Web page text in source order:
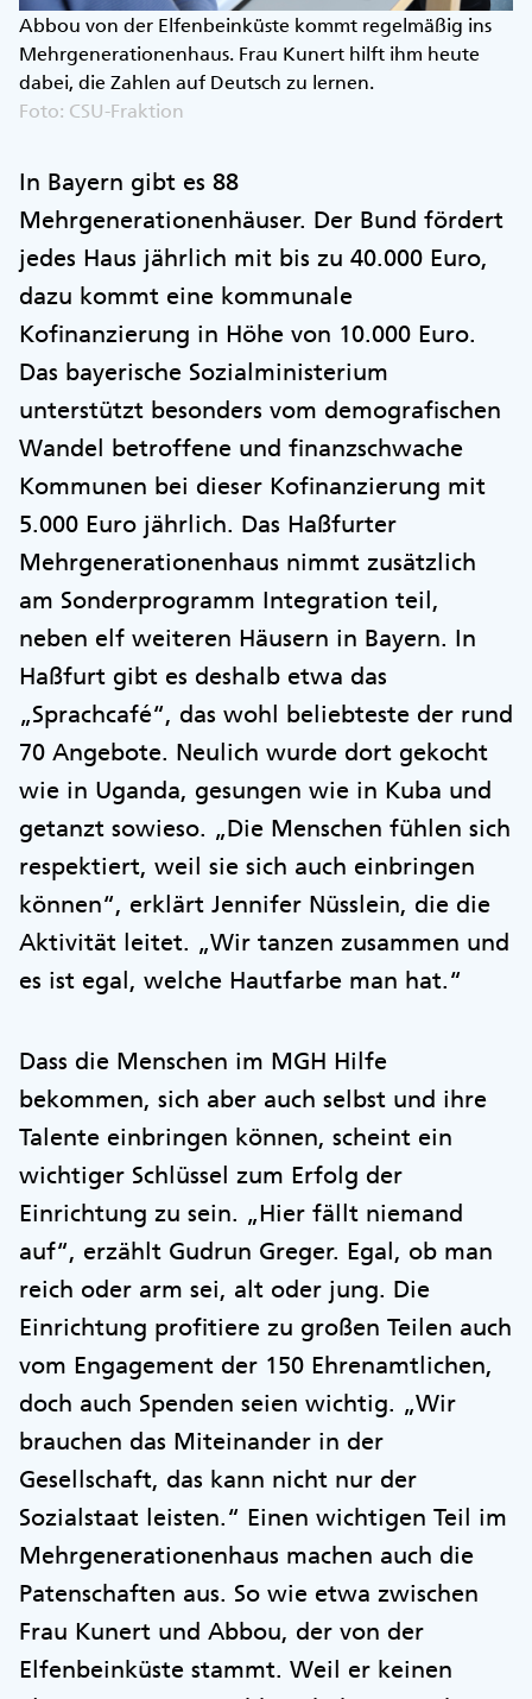
Abbou von der Elfenbeinküste kommt regelmäßig ins
Mehrgenerationenhaus. Frau Kunert hilft ihm heute
dabei, die Zahlen auf Deutsch zu lernen.
Foto: CSU-Fraktion
In Bayern gibt es 88
Mehrgenerationenhäuser. Der Bund fördert
jedes Haus jährlich mit bis zu 40.000 Euro,
dazu kommt eine kommunale
Kofinanzierung in Höhe von 10.000 Euro.
Das bayerische Sozialministerium
unterstützt besonders vom demografischen
Wandel betroffene und finanzschwache
Kommunen bei dieser Kofinanzierung mit
5.000 Euro jährlich. Das Haßfurter
Mehrgenerationenhaus nimmt zusätzlich
am Sonderprogramm Integration teil,
neben elf weiteren Häusern in Bayern. In
Haßfurt gibt es deshalb etwa das
„Sprachcafé“, das wohl beliebteste der rund
70 Angebote. Neulich wurde dort gekocht
wie in Uganda, gesungen wie in Kuba und
getanzt sowieso. „Die Menschen fühlen sich
respektiert, weil sie sich auch einbringen
können“, erklärt Jennifer Nüsslein, die die
Aktivität leitet. „Wir tanzen zusammen und
es ist egal, welche Hautfarbe man hat.“
Dass die Menschen im MGH Hilfe
bekommen, sich aber auch selbst und ihre
Talente einbringen können, scheint ein
wichtiger Schlüssel zum Erfolg der
Einrichtung zu sein. „Hier fällt niemand
auf“, erzählt Gudrun Greger. Egal, ob man
reich oder arm sei, alt oder jung. Die
Einrichtung profitiere zu großen Teilen auch
vom Engagement der 150 Ehrenamtlichen,
doch auch Spenden seien wichtig. „Wir
brauchen das Miteinander in der
Gesellschaft, das kann nicht nur der
Sozialstaat leisten.“ Einen wichtigen Teil im
Mehrgenerationenhaus machen auch die
Patenschaften aus. So wie etwa zwischen
Frau Kunert und Abbou, der von der
Elfenbeinküste stammt. Weil er keinen